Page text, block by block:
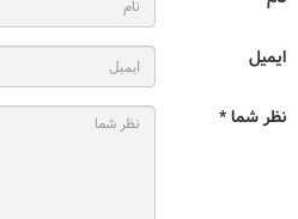
ایمیل
نظر شما *